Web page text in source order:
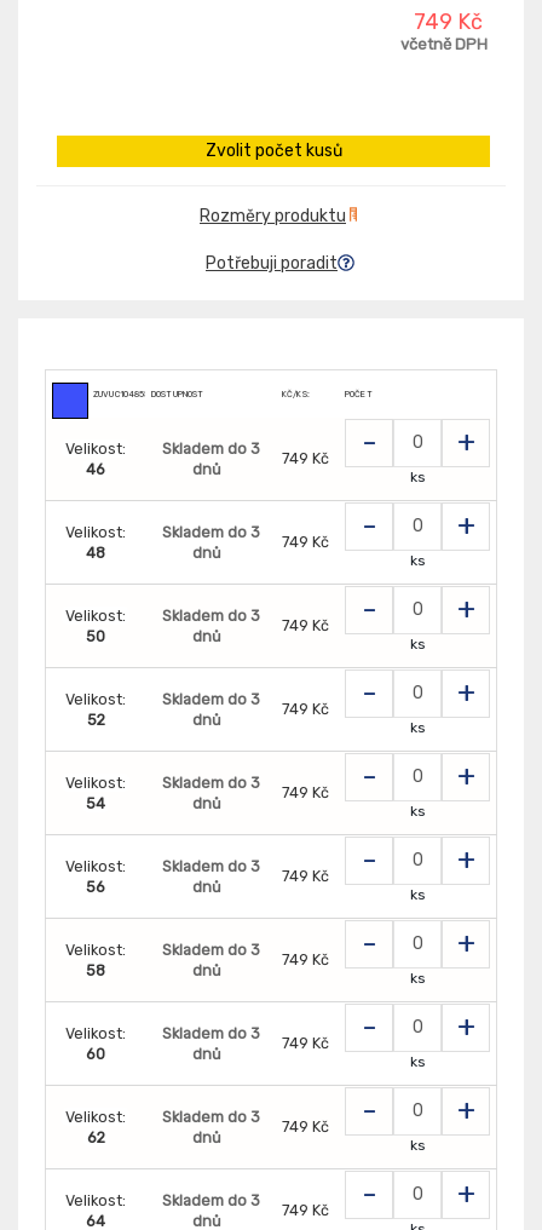
749 Kč
včetně DPH
Zvolit počet kusů
Rozměry produktu
Potřebuji poradit
ZUVUC104855 DOSTUPNOST KČ/KS: POČET
Velikost:
46
Skladem do 3
dnů
749 Kč - +
ks
Velikost:
48
Skladem do 3
dnů
749 Kč - +
ks
Velikost:
50
Skladem do 3
dnů
749 Kč - +
ks
Velikost:
52
Skladem do 3
dnů
749 Kč - +
ks
Velikost:
54
Skladem do 3
dnů
749 Kč - +
ks
Velikost:
56
Skladem do 3
dnů
749 Kč - +
ks
Velikost:
58
Skladem do 3
dnů
749 Kč - +
ks
Velikost:
60
Skladem do 3
dnů
749 Kč - +
ks
Velikost:
62
Skladem do 3
dnů
749 Kč - +
ks
Velikost:
64
Skladem do 3
dnů
749 Kč - +